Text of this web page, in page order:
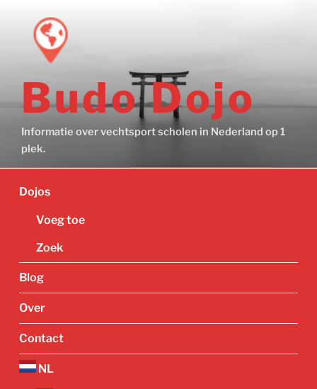
Budo Dojo
Informatie over vechtsport scholen in Nederland op 1
plek.
Dojos
Voeg toe
Zoek
Blog
Over
Contact
NL